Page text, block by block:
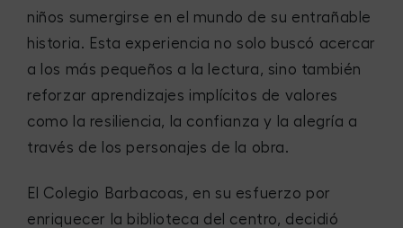
niños sumergirse en el mundo de su entrañable
historia. Esta experiencia no solo buscó acercar
a los más pequeños a la lectura, sino también
reforzar aprendizajes implícitos de valores
como la resiliencia, la confianza y la alegría a
través de los personajes de la obra.
El Colegio Barbacoas, en su esfuerzo por
enriquecer la biblioteca del centro, decidió